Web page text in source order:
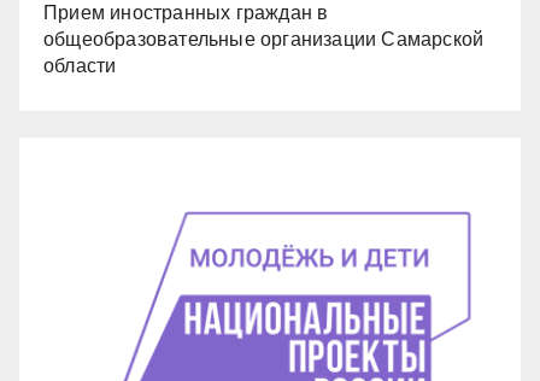
Прием иностранных граждан в
общеобразовательные организации Самарской
области